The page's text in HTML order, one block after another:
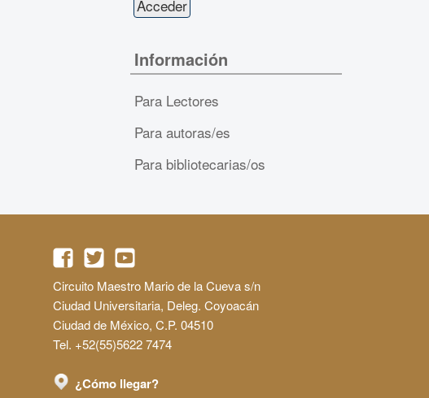
Información
Para Lectores
Para autoras/es
Para bibliotecarias/os
Circuito Maestro Mario de la Cueva s/n
Ciudad Universitaria, Deleg. Coyoacán
Ciudad de México, C.P. 04510
Tel. +52(55)5622 7474
¿Cómo llegar?